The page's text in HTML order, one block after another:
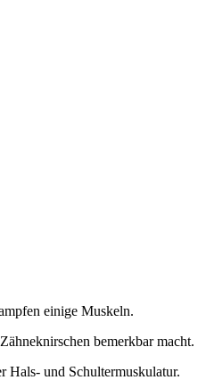
einige Muskeln.
bemerkbar macht.
Hals- und Schultermuskulatur.